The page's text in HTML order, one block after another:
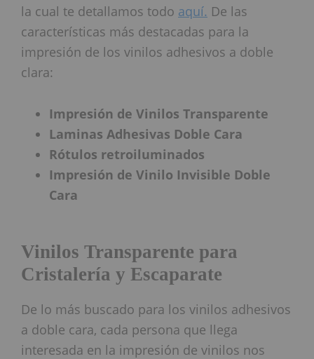
la cual te detallamos todo aquí. De las
características más destacadas para la
impresión de los vinilos adhesivos a doble
clara:
Impresión de Vinilos Transparente
Laminas Adhesivas Doble Cara
Rótulos retroiluminados
Impresión de Vinilo Invisible Doble
Cara
Vinilos Transparente para
Cristalería y Escaparate
De lo más buscado para los vinilos adhesivos
a doble cara, cada persona que llega
interesada en la impresión de vinilos nos